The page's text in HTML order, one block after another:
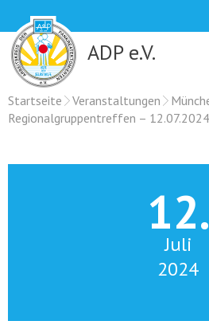
content
ADP e.V.
Startseite Veranstaltungen
Regionalgruppentreffen – 12.07.2024
12.
Juli
2024